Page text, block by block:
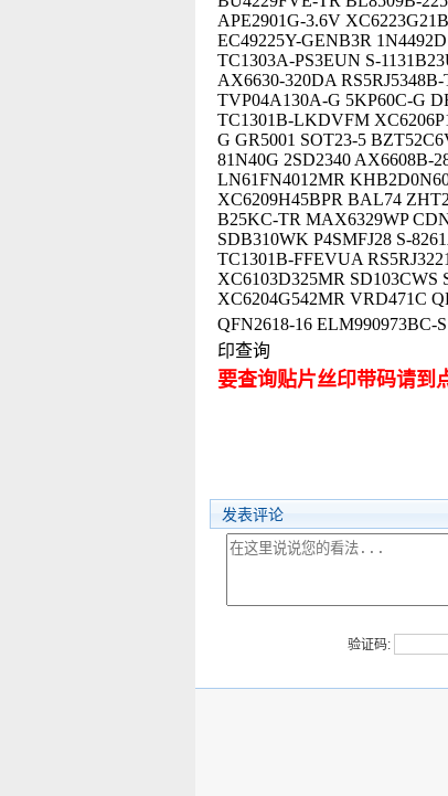
APE2901G-3.6V
EC49225Y-GENB3R
TC1303A-PS3EUN S-
AX6630-320DA
TVP04A130A-G 5KP60C-G
TC1301B-LKDVFM
G GR5001 SOT23-5
81N40G 2SD2340 AX6608B-
LN61FN4012MR
XC6209H45BPR BAL74
B25KC-TR MAX6329WP
SDB310WK P4SMFJ28 S-
TC1301B-FFEVUA
XC6103D325MR SD103CWS
XC6204G542MR VRD471C
QFN2618-16
印查询
要查询贴片丝印带码请到
发表评论
验证码: